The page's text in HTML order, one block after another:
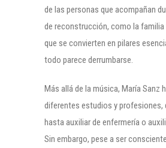
de las personas que acompañan
de reconstrucción, como la familia
que se convierten en pilares
todo parece derrumbarse.
Más allá de la música, María Sanz
diferentes estudios y
hasta auxiliar de enfermería o
Sin embargo, pese a ser